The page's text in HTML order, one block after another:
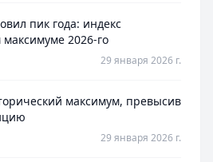
пик года: индекс
2026-го
29 января 2026 г.
максимум, превысив
29 января 2026 г.